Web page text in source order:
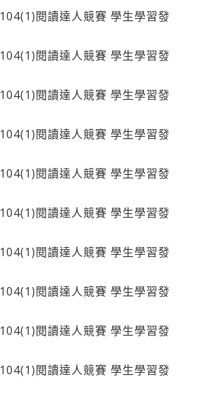
104(1)閱讀達人競賽 學生學習發
104(1)閱讀達人競賽 學生學習發
104(1)閱讀達人競賽 學生學習發
104(1)閱讀達人競賽 學生學習發
104(1)閱讀達人競賽 學生學習發
104(1)閱讀達人競賽 學生學習發
104(1)閱讀達人競賽 學生學習發
104(1)閱讀達人競賽 學生學習發
104(1)閱讀達人競賽 學生學習發
104(1)閱讀達人競賽 學生學習發